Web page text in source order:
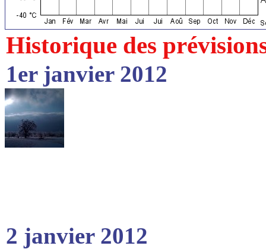
Historique des
1er janvier 2012
2 janvier 2012